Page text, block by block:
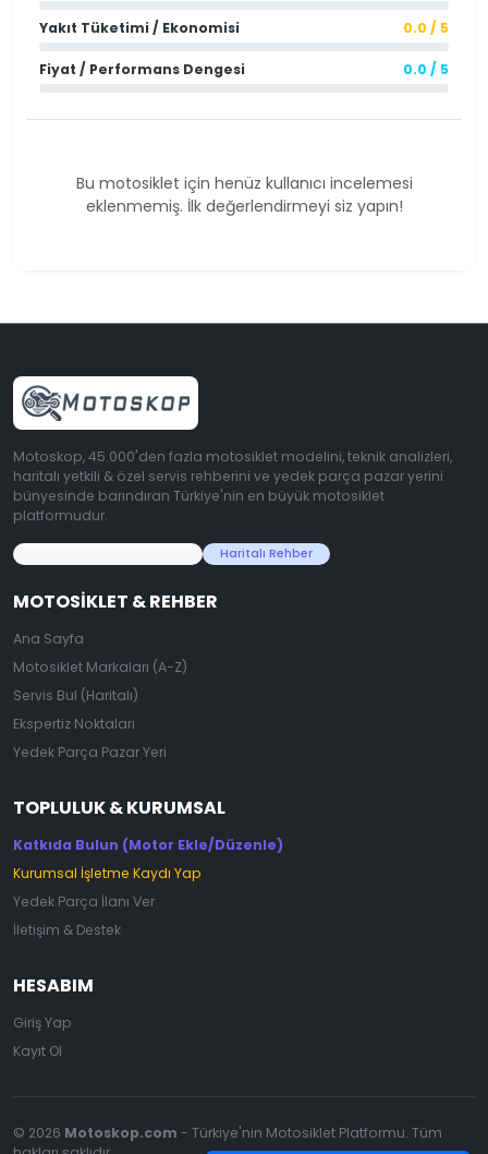
Yakıt Tüketimi / Ekonomisi 0.0 / 5
Fiyat / Performans Dengesi 0.0 / 5
Bu motosiklet için henüz kullanıcı incelemesi
eklenmemiş. İlk değerlendirmeyi siz yapın!
Motoskop, 45.000'den fazla motosiklet modelini, teknik analizleri,
haritalı yetkili & özel servis rehberini ve yedek parça pazar yerini
bünyesinde barındıran Türkiye'nin en büyük motosiklet
platformudur.
Haritalı Rehber
MOTOSIKLET & REHBER
Ana Sayfa
Motosiklet Markaları (A-Z)
Servis Bul (Haritalı)
Ekspertiz Noktaları
Yedek Parça Pazar Yeri
TOPLULUK & KURUMSAL
Katkıda Bulun (Motor Ekle/Düzenle)
Kurumsal İşletme Kaydı Yap
Yedek Parça İlanı Ver
İletişim & Destek
HESABIM
Giriş Yap
Kayıt Ol
© 2026 Motoskop.com - Türkiye'nin Motosiklet Platformu. Tüm